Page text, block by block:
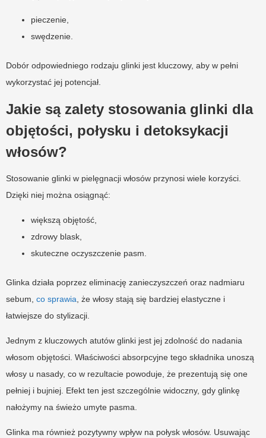
pieczenie,
swędzenie.
Dobór odpowiedniego rodzaju glinki jest kluczowy, aby w pełni
wykorzystać jej potencjał.
Jakie są zalety stosowania glinki dla
objętości, połysku i detoksykacji
włosów?
Stosowanie glinki w pielęgnacji włosów przynosi wiele korzyści.
Dzięki niej można osiągnąć:
większą objętość,
zdrowy blask,
skuteczne oczyszczenie pasm.
Glinka działa poprzez eliminację zanieczyszczeń oraz nadmiaru
sebum, co sprawia , że włosy stają się bardziej elastyczne i
łatwiejsze do stylizacji.
Jednym z kluczowych atutów glinki jest jej zdolność do nadania
włosom objętości. Właściwości absorpcyjne tego składnika unoszą
włosy u nasady, co w rezultacie powoduje, że prezentują się one
pełniej i bujniej. Efekt ten jest szczególnie widoczny, gdy glinkę
nałożymy na świeżo umyte pasma.
Glinka ma również pozytywny wpływ na połysk włosów. Usuwając